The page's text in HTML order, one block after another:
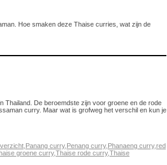
Hoe smaken deze Thaise curries, wat zijn de
De beroemdste zijn voor groene en de rode
curry. Maar wat is grofweg het verschil en kun je
Panang curry, Penang curry, Phanaeng curry,red
groene curry,Thaise rode curry,Thaise